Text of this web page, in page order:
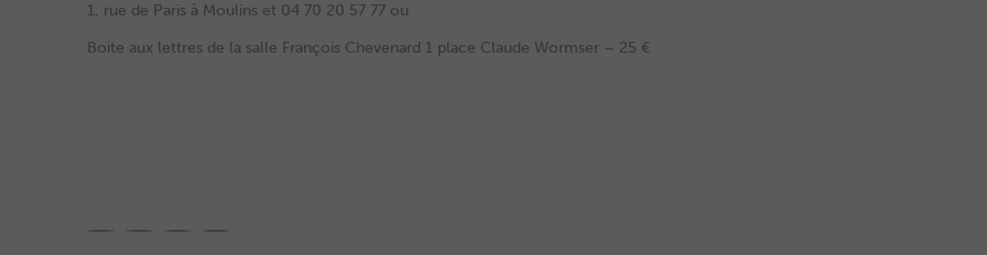
1, rue de Paris à Moulins et 04 70 20 57 77 ou
Boite aux lettres de la salle François Chevenard 1 place Claude Wormser – 25 €